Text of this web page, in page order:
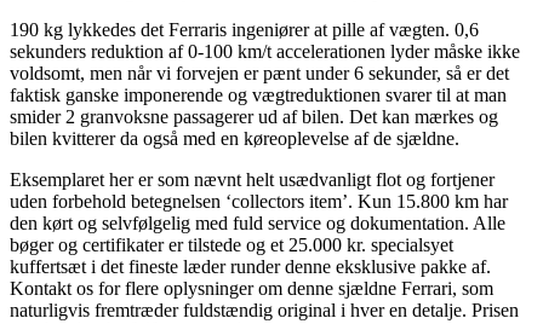
190 kg lykkedes det Ferraris ingeniører at pille af vægten. 0,6
sekunders reduktion af 0-100 km/t accelerationen lyder måske ikke
voldsomt, men når vi forvejen er pænt under 6 sekunder, så er det
faktisk ganske imponerende og vægtreduktionen svarer til at man
smider 2 granvoksne passagerer ud af bilen. Det kan mærkes og
bilen kvitterer da også med en køreoplevelse af de sjældne.
Eksemplaret her er som nævnt helt usædvanligt flot og fortjener
uden forbehold betegnelsen ‘collectors item’. Kun 15.800 km har
den kørt og selvfølgelig med fuld service og dokumentation. Alle
bøger og certifikater er tilstede og et 25.000 kr. specialsyet
kuffertsæt i det fineste læder runder denne eksklusive pakke af.
Kontakt os for flere oplysninger om denne sjældne Ferrari, som
naturligvis fremtræder fuldstændig original i hver en detalje. Prisen